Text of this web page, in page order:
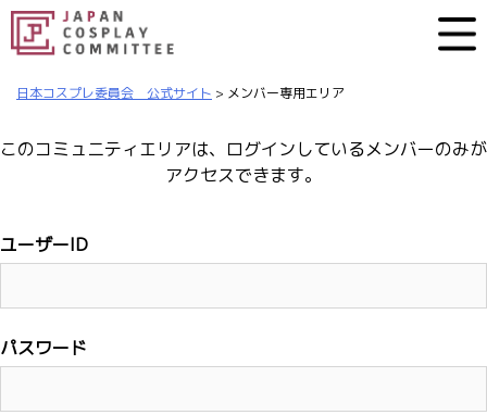
日本コスプレ委員会 公式サイト > メンバー専用エリア
このコミュニティエリアは、ログインしているメンバーのみが
アクセスできます。
ユーザーID
パスワード